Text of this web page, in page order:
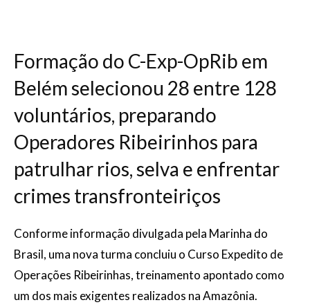
Formação do C-Exp-OpRib em
Belém selecionou 28 entre 128
voluntários, preparando
Operadores Ribeirinhos para
patrulhar rios, selva e enfrentar
crimes transfronteiriços
Conforme informação divulgada pela Marinha do
Brasil, uma nova turma concluiu o Curso Expedito de
Operações Ribeirinhas, treinamento apontado como
um dos mais exigentes realizados na Amazônia.